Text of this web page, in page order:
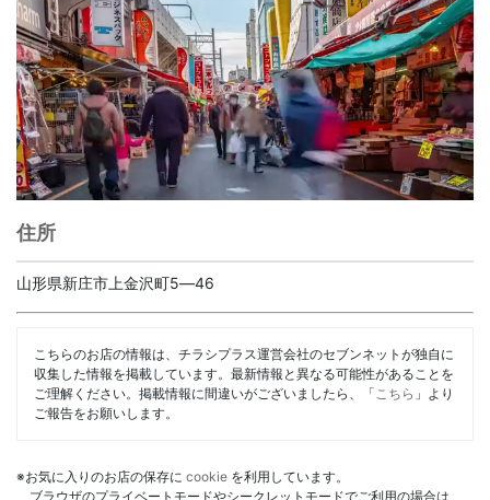
住所
山形県新庄市上金沢町5―46
こちらのお店の情報は、チラシプラス運営会社のセブンネットが独自に
収集した情報を掲載しています。最新情報と異なる可能性があることを
ご理解ください。掲載情報に間違いがございましたら、「 こちら 」より
ご報告をお願いします。
※お気に入りのお店の保存に cookie を利用しています。
ブラウザのプライベートモードやシークレットモードでご利用の場合は